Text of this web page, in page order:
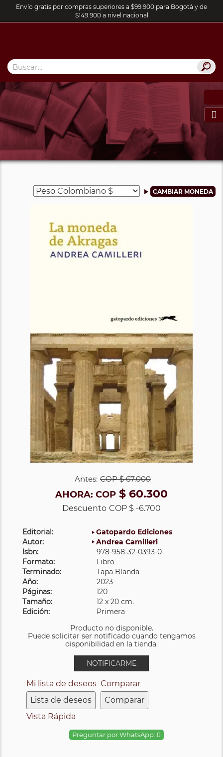
Envío gratis por compras superiores a $99.900 para Bogotá y de
$149.900 a nivel nacional

Antes: COP$ 67.000
AHORA: COP $ 60.300
Descuento COP $ -6.700
Editorial:
Gatopardo Ediciones
Autor:
Andrea Camilleri
Isbn:
978-958-32-0393-0
Formato:
Libro
Terminado:
Tapa Blanda
Año:
2023
Páginas:
120
Tamaño:
12 x 20 cm.
Edición:
Primera
Producto no disponible.
Puede solicitar ser notificado cuando tengamos
disponibilidad en la tienda.
NOTIFICARME
Mi lista de deseos
Lista de deseos
Comparar
Comparar
Vista Rápida
Preguntar por WhatsApp: